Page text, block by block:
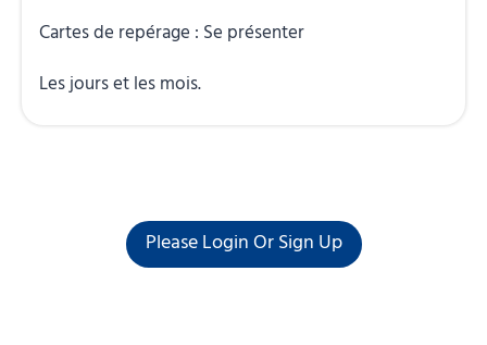
Cartes de repérage : Se présenter
Les jours et les mois.
Please Login Or Sign Up